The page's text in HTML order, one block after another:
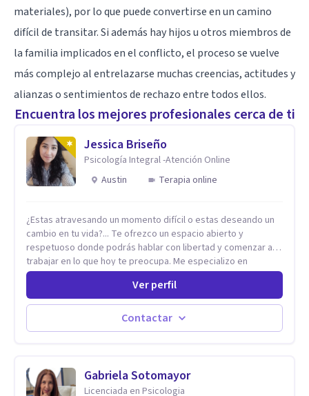
materiales), por lo que puede convertirse en un camino
difícil de transitar. Si además hay hijos u otros miembros de
la familia implicados en el conflicto, el proceso se vuelve
más complejo al entrelazarse muchas creencias, actitudes y
alianzas o sentimientos de rechazo entre todos ellos.
Encuentra los mejores profesionales cerca de ti
Jessica Briseño
Psicología Integral -Atención Online
Austin
Terapia online
¿Estas atravesando un momento difícil o estas deseando un
cambio en tu vida?... Te ofrezco un espacio abierto y
respetuoso donde podrás hablar con libertad y comenzar a
trabajar en lo que hoy te preocupa. Me especializo en
Trastornos de Ansiedad y a lo largo de mi experiencia
profesional he acompañado a muchas Familias y Parejas con
distintas problemáticas como el manejo del estrés,
Autoestima, Gestión de la Ira, Depresión, Retos en la Crianza,
Codependencia, Celos, entre otros. Cuento con más de 12
Adolescentes y Adultos
Ver perfil
Contactar
Gabriela Sotomayor
Licenciada en Psicologia